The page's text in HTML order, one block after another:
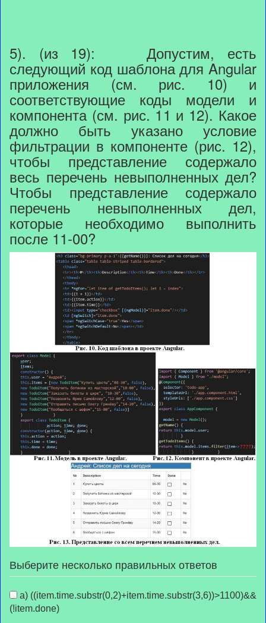
5). (из 19): Допустим, есть
следующий код шаблона для Angular
приложения (см. рис. 10) и
соответствующие коды модели и
компонента (см. рис. 11 и 12). Какое
должно быть указано условие
фильтрации в компоненте (рис. 12),
чтобы представление содержало
весь перечень невыполненных дел?
Чтобы представление содержало
перечень невыполненных дел,
которые необходимо выполнить
после 11-00?
Выберите несколько правильных ответов
(!item.done)